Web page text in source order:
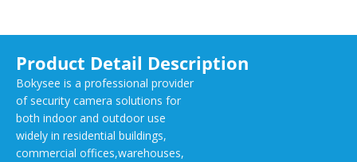
Product Detail Description
Bokysee is a professional provider
of security camera solutions for
both indoor and outdoor use
widely in residential buildings,
commercial offices,warehouses,